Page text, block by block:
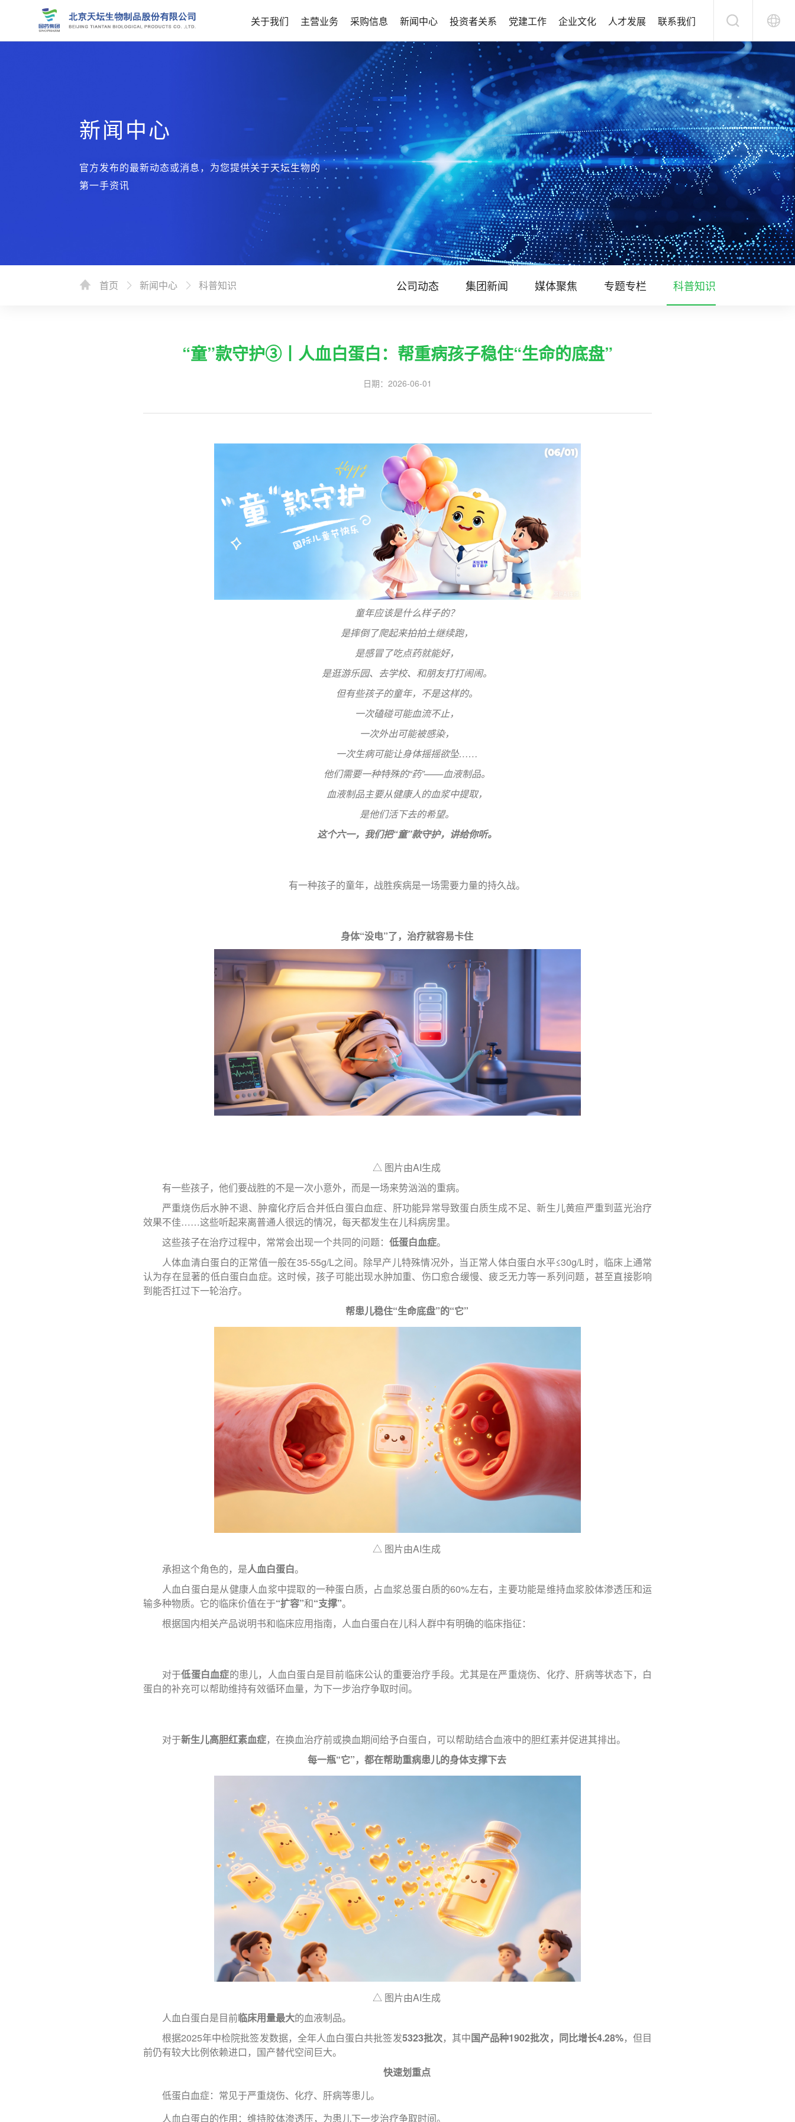
关于我们 主营业务 采购信息 新闻中心 投资者关系 党建工作 企业文化 人才发展 联系我们
新闻中心
官方发布的最新动态或消息，为您提供关于天坛生物的
第一手资讯
首页 新闻中心 科普知识 公司动态 集团新闻 媒体聚焦 专题专栏 科普知识
“童”款守护③丨人血白蛋白：帮重病孩子稳住“生命的底盘”
日期： 2026-06-01
童年应该是什么样子的？
是摔倒了爬起来拍拍土继续跑，
是感冒了吃点药就能好，
是逛游乐园、去学校、和朋友打打闹闹。
但有些孩子的童年，不是这样的。
一次磕碰可能血流不止，
一次外出可能被感染，
一次生病可能让身体摇摇欲坠……
他们需要一种特殊的“药”——血液制品。
血液制品主要从健康人的血浆中提取，
是他们活下去的希望。
这个六一，我们把“童”款守护，讲给你听。
有一种孩子的童年，战胜疾病是一场需要力量的持久战。
身体“没电”了，治疗就容易卡住
△ 图片由AI生成
有一些孩子，他们要战胜的不是一次小意外，而是一场来势汹汹的重病。
严重烧伤后水肿不退、肿瘤化疗后合并低白蛋白血症、肝功能异常导致蛋白质生成不足、新生儿黄疸严重到蓝光治疗
效果不佳……这些听起来离普通人很远的情况，每天都发生在儿科病房里。
这些孩子在治疗过程中，常常会出现一个共同的问题： 低蛋白血症。
人体血清白蛋白的正常值一般在35-55g/L之间。除早产儿特殊情况外，当正常人体白蛋白水平≤30g/L时，临床上通常
认为存在显著的低白蛋白血症。这时候，孩子可能出现水肿加重、伤口愈合缓慢、疲乏无力等一系列问题，甚至直接影响
到能否扛过下一轮治疗。
帮患儿稳住“生命底盘”的“它”
△ 图片由AI生成
承担这个角色的，是人血白蛋白。
人血白蛋白是从健康人血浆中提取的一种蛋白质，占血浆总蛋白质的60%左右，主要功能是维持血浆胶体渗透压和运
输多种物质。它的临床价值在于“扩容”和“支撑”。
根据国内相关产品说明书和临床应用指南，人血白蛋白在儿科人群中有明确的临床指征：
对于低蛋白血症的患儿，人血白蛋白是目前临床公认的重要治疗手段。尤其是在严重烧伤、化疗、肝病等状态下，白
蛋白的补充可以帮助维持有效循环血量，为下一步治疗争取时间。
对于新生儿高胆红素血症，在换血治疗前或换血期间给予白蛋白，可以帮助结合血液中的胆红素并促进其排出。
每一瓶“它”，都在帮助重病患儿的身体支撑下去
△ 图片由AI生成
人血白蛋白是目前临床用量最大的血液制品。
根据2025年中检院批签发数据，全年人血白蛋白共批签发5323批次，其中国产品种1902批次，同比增长4.28%，但目
前仍有较大比例依赖进口，国产替代空间巨大。
快速划重点
低蛋白血症：常见于严重烧伤、化疗、肝病等患儿。
人血白蛋白的作用：维持胶体渗透压，为患儿下一步治疗争取时间。